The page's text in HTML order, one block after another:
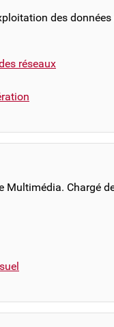
des données
réseaux
Multimédia. Chargé